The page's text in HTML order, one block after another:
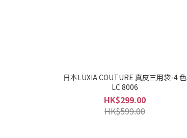
日本LUXIA COUTURE 真皮三用袋-4 色
LC 8006
HK$299.00
HK$599.00